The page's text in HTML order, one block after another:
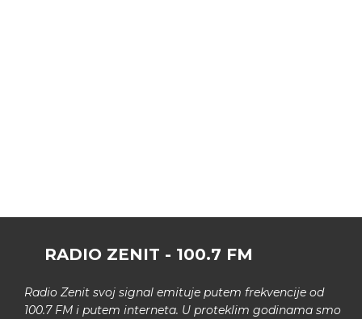
RADIO ZENIT - 100.7 FM
Radio Zenit svoj signal emituje putem frekvencije od
100.7 FM i putem interneta. U proteklim godinama smo